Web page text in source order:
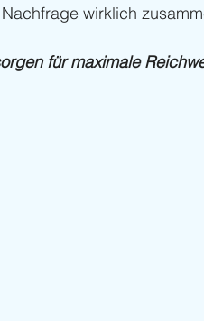
wirklich
für maximale